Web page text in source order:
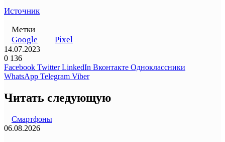
Источник
Метки
Google
Pixel
14.07.2023
0 136
Facebook Twitter LinkedIn Вконтакте Одноклассники
WhatsApp Telegram Viber
Читать следующую
Смартфоны
06.08.2026